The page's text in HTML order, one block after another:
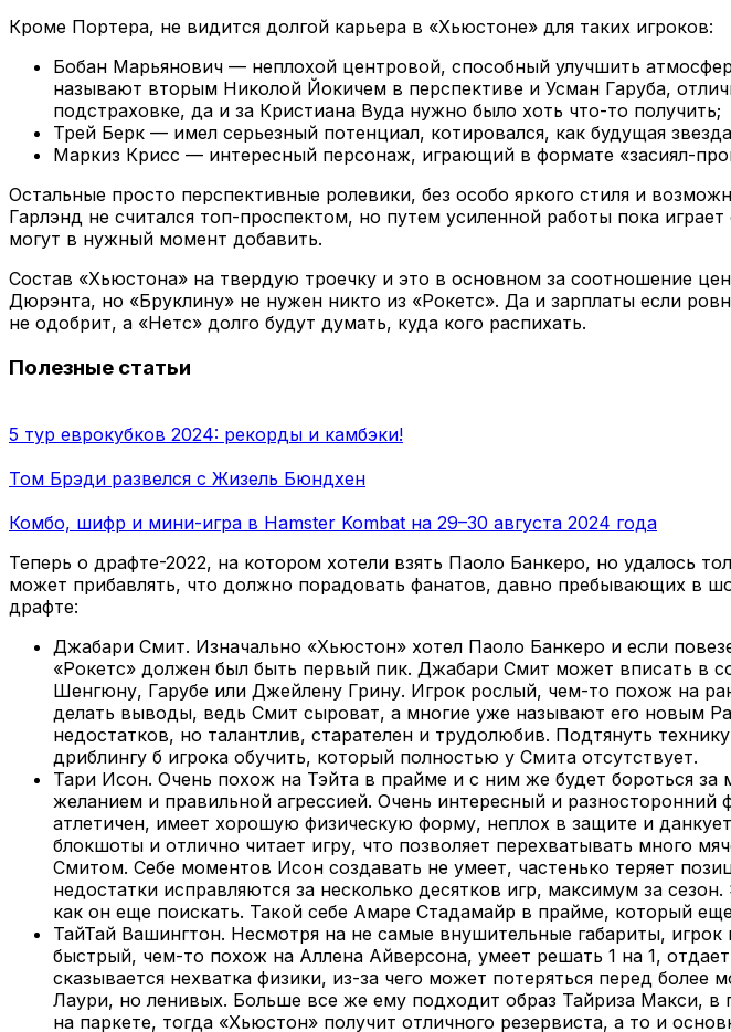
Кроме Портера, не видится долгой карьера в «Хьюстоне» для таких игроков:
Бобан Марьянович — неплохой центровой, способный улучшить
называют вторым Николой Йокичем в перспективе и Усман Гаруба,
подстраховке, да и за Кристиана Вуда нужно было хоть что-то получить;
Трей Берк — имел серьезный потенциал, котировался, как будущая
Маркиз Крисс — интересный персонаж, играющий в формате «засиял-
Остальные просто перспективные ролевики, без особо яркого стиля и
Гарлэнд не считался топ-проспектом, но путем усиленной работы пока
могут в нужный момент добавить.
Состав «Хьюстона» на твердую троечку и это в основном за соотношение
Дюрэнта, но «Бруклину» не нужен никто из «Рокетс». Да и зарплаты если
не одобрит, а «Нетс» долго будут думать, куда кого распихать.
Полезные статьи
5 тур еврокубков 2024: рекорды и камбэки!
Том Брэди развелся с Жизель Бюндхен
Комбо, шифр и мини-игра в Hamster Kombat на 29–30 августа 2024 года
Теперь о драфте-2022, на котором хотели взять Паоло Банкеро, но удалось
может прибавлять, что должно порадовать фанатов, давно пребывающих в
драфте:
Джабари Смит. Изначально «Хьюстон» хотел Паоло Банкеро и если
«Рокетс» должен был быть первый пик. Джабари Смит может вписать в
Шенгюну, Гарубе или Джейлену Грину. Игрок рослый, чем-то похож на
делать выводы, ведь Смит сыроват, а многие уже называют его новым
недостатков, но талантлив, старателен и трудолюбив. Подтянуть
дриблингу б игрока обучить, который полностью у Смита отсутствует.
Тари Исон. Очень похож на Тэйта в прайме и с ним же будет бороться
желанием и правильной агрессией. Очень интересный и
атлетичен, имеет хорошую физическую форму, неплох в защите и
блокшоты и отлично читает игру, что позволяет перехватывать много
Смитом. Себе моментов Исон создавать не умеет, частенько теряет
недостатки исправляются за несколько десятков игр, максимум за
как он еще поискать. Такой себе Амаре Стадамайр в прайме, который
ТайТай Вашингтон. Несмотря на не самые внушительные габариты,
быстрый, чем-то похож на Аллена Айверсона, умеет решать 1 на 1,
сказывается нехватка физики, из-за чего может потеряться перед
Лаури, но ленивых. Больше все же ему подходит образ Тайриза Макси, в
на паркете, тогда «Хьюстон» получит отличного резервиста, а то и